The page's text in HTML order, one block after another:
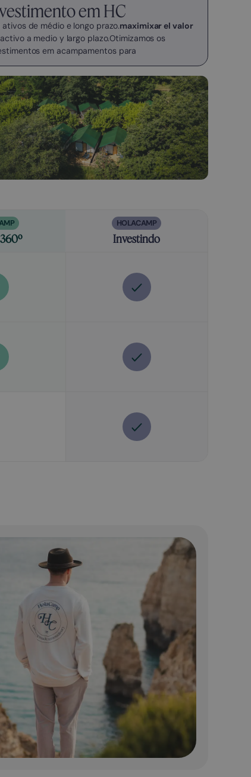
em HC
ativos de médio e longo prazo.maximixar el valor
a medio y largo plazo.Otimizamos os
em acampamentos para
HOLACAMP
Investindo